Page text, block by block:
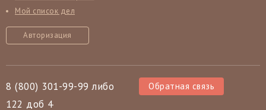
Мой список дел
Авторизация
8 (800) 301-99-99 либо
122 доб 4
Обратная связь